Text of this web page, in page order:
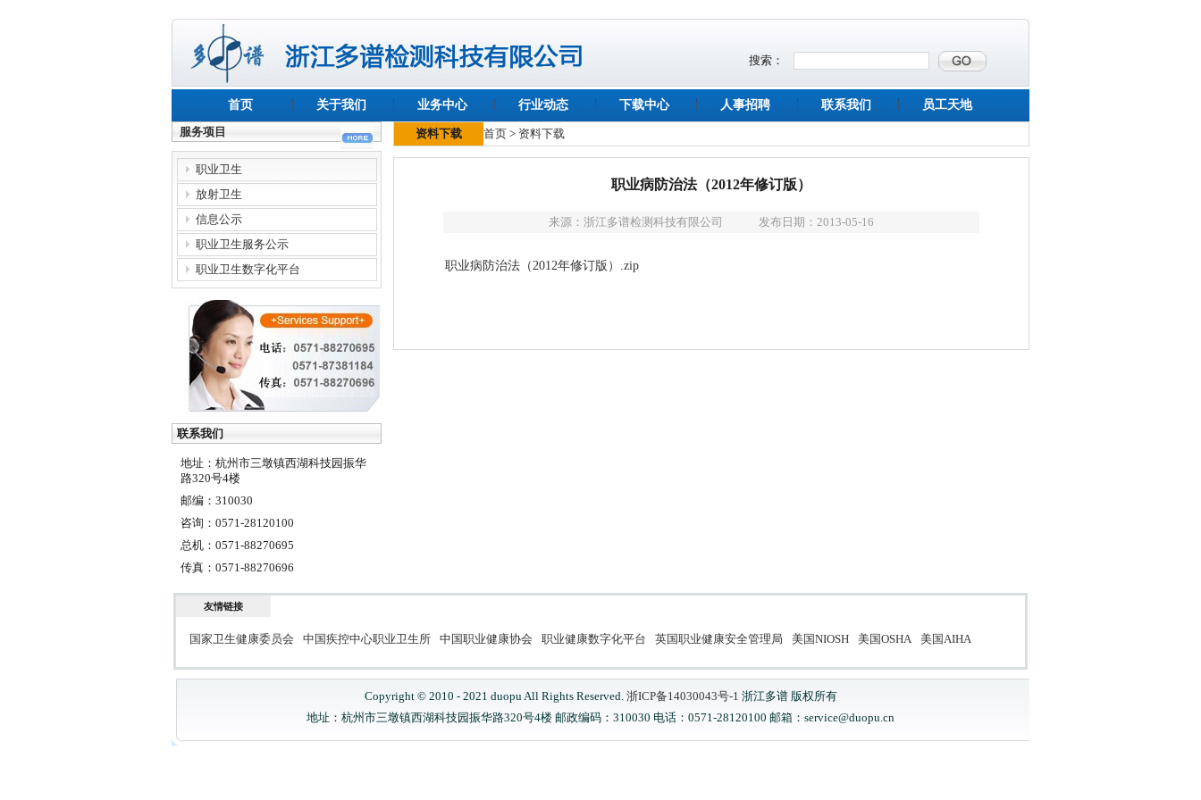
搜索：
首页 关于我们 业务中心 行业动态 下载中心 人事招聘 联系我们
员工天地
服务项目
职业卫生
放射卫生
信息公示
职业卫生服务公示
职业卫生数字化平台
联系我们
地址：杭州市三墩镇西湖科技园振华
路320号4楼
邮编：310030
咨询：0571-28120100
总机：0571-88270695
传真：0571-88270696
资料下载 首页 > 资料下载
职业病防治法（2012年修订版）
来源： 浙江多谱检测科技有限公司 发布日期：2013-05-16
职业病防治法（2012年修订版）.zip
友情链接
国家卫生健康委员会 中国疾控中心职业卫生所 中国职业健康协会 职业健康数字化平台 英国职业健康安全管理局 美国NIOSH 美国OSHA 美国AIHA
Copyright © 2010 - 2021 duopu All Rights Reserved. 浙ICP备14030043号-1 浙江多谱 版权所有
地址：杭州市三墩镇西湖科技园振华路320号4楼 邮政编码：310030 电话：0571-28120100 邮箱：service@duopu.cn